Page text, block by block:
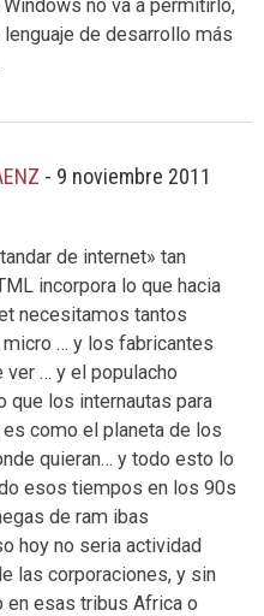
no va a permitirlo,
de desarrollo más
- 9 noviembre 2011
de internet» tan
incorpora lo que hacia
necesitamos tantos
… y los fabricantes
ver … y el populacho
que los internautas para
como el planeta de los
quieran… y todo esto lo
esos tiempos en los 90s
de ram ibas
hoy no seria actividad
las corporaciones, y sin
esas tribus Africa o